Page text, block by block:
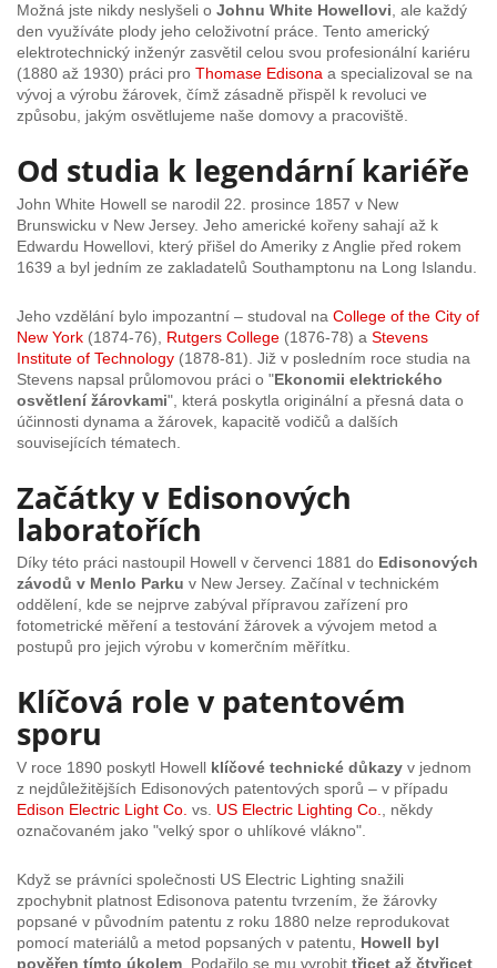
Možná jste nikdy neslyšeli o Johnu White Howellovi , ale každý
den využíváte plody jeho celoživotní práce. Tento americký
elektrotechnický inženýr zasvětil celou svou profesionální kariéru
(1880 až 1930) práci pro Thomase Edisona a specializoval se na
vývoj a výrobu žárovek, čímž zásadně přispěl k revoluci ve
způsobu, jakým osvětlujeme naše domovy a pracoviště.
Od studia k legendární kariéře
John White Howell se narodil 22. prosince 1857 v New
Brunswicku v New Jersey. Jeho americké kořeny sahají až k
Edwardu Howellovi, který přišel do Ameriky z Anglie před rokem
1639 a byl jedním ze zakladatelů Southamptonu na Long Islandu.
Jeho vzdělání bylo impozantní – studoval na College of the City of
New York (1874-76), Rutgers College (1876-78) a Stevens
Institute of Technology (1878-81). Již v posledním roce studia na
Stevens napsal průlomovou práci o "Ekonomii elektrického
osvětlení žárovkami", která poskytla originální a přesná data o
účinnosti dynama a žárovek, kapacitě vodičů a dalších
souvisejících tématech.
Začátky v Edisonových
laboratořích
Díky této práci nastoupil Howell v červenci 1881 do Edisonových
závodů v Menlo Parku v New Jersey. Začínal v technickém
oddělení, kde se nejprve zabýval přípravou zařízení pro
fotometrické měření a testování žárovek a vývojem metod a
postupů pro jejich výrobu v komerčním měřítku.
Klíčová role v patentovém
sporu
V roce 1890 poskytl Howell klíčové technické důkazy v jednom
z nejdůležitějších Edisonových patentových sporů – v případu
Edison Electric Light Co. vs. US Electric Lighting Co.
, někdy
označovaném jako "velký spor o uhlíkové vlákno".
Když se právníci společnosti US Electric Lighting snažili
zpochybnit platnost Edisonova patentu tvrzením, že žárovky
popsané v původním patentu z roku 1880 nelze reprodukovat
pomocí materiálů a metod popsaných v patentu, Howell byl
pověřen tímto úkolem . Podařilo se mu vyrobit třicet až čtyřicet